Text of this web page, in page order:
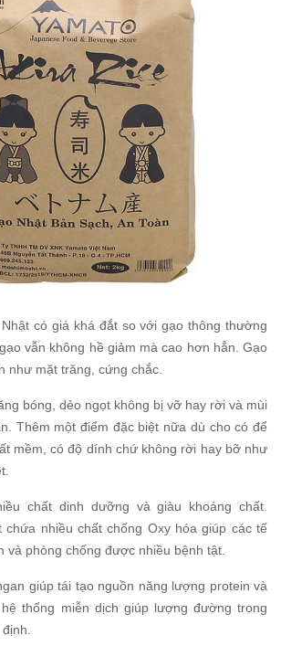
có giá khá đắt so với gạo thông thường
vẫn không hề giảm mà cao hơn hẳn. Gạo
như mặt trăng, cứng chắc.
bóng, dẻo ngọt không bị vỡ hay rời và mùi
Thêm một điểm đặc biệt nữa dù cho có để
mềm, có độ dính chứ không rời hay bỡ như
chất dinh dưỡng và giàu khoáng chất.
chứa nhiều chất chống Oxy hóa giúp các tế
và phòng chống được nhiều bệnh tật.
giúp tái tạo nguồn năng lượng protein và
thống miễn dịch giúp lượng đường trong